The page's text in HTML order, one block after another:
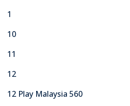
1
10
11
12
12 Play Malaysia 560